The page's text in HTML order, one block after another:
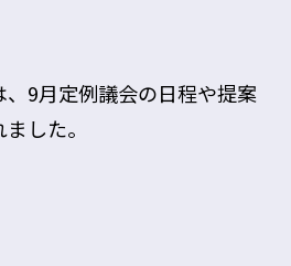
9月定例議会の日程や提案
した。